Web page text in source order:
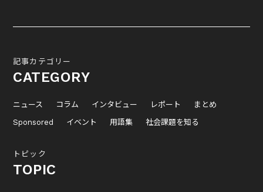
記事カテゴリー
CATEGORY
ニュース コラム インタビュー レポート
まとめ
Sponsored
イベント 用語集 社会課題を知る
トピック
TOPIC